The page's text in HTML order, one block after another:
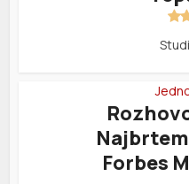
Forbes